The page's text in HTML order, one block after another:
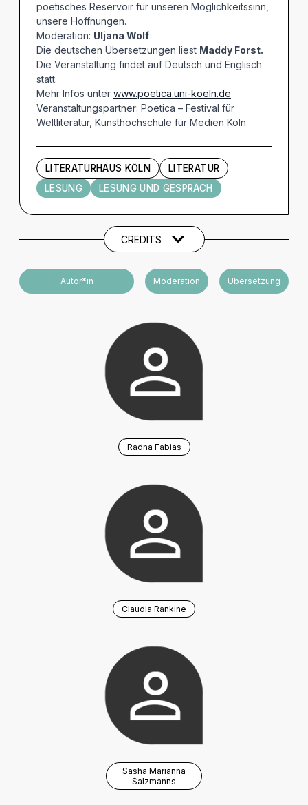
poetisches Reservoir für unseren Möglichkeitssinn,
unsere Hoffnungen.
Moderation: Uljana Wolf
Die deutschen Übersetzungen liest Maddy Forst.
Die Veranstaltung findet auf Deutsch und Englisch
statt.
Mehr Infos unter www.poetica.uni-koeln.de
Veranstaltungspartner: Poetica – Festival für
Weltliteratur, Kunsthochschule für Medien Köln
LITERATURHAUS KÖLN
LITERATUR
LESUNG
LESUNG UND GESPRÄCH
Künstler und Beteiligte
CREDITS
Autor*in Moderation Übersetzung
Radna Fabias
Claudia Rankine
Sasha Marianna
Salzmanns